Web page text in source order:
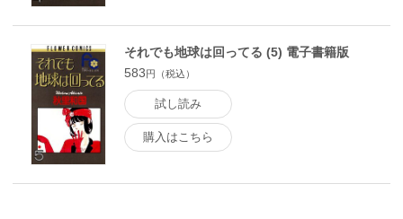
それでも地球は回ってる (5) 電子書籍版
583円（税込）
試し読み
購入はこちら